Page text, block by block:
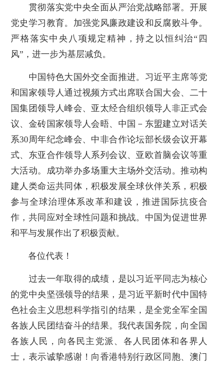
贯彻落实党中央全面从严治党战略部署。开展
党史学习教育。加强党风廉政建设和反腐败斗争。
严格落实中央八项规定精神，持之以恒纠治“四
风”，进一步为基层减负。
中国特色大国外交全面推进。习近平主席等党
和国家领导人通过视频方式出席联合国大会、二十
国集团领导人峰会、亚太经合组织领导人非正式会
议、金砖国家领导人会晤、中国－东盟建立对话关
系30周年纪念峰会、中非合作论坛部长级会议开幕
式、东亚合作领导人系列会议、亚欧首脑会议等重
大活动。成功举办多场重大主场外交活动。推动构
建人类命运共同体，积极发展全球伙伴关系，积极
参与全球治理体系改革和建设，推进国际抗疫合
作，共同应对全球性问题和挑战。中国为促进世界
和平与发展作出了积极贡献。
各位代表！
过去一年取得的成绩，是以习近平同志为核心
的党中央坚强领导的结果，是习近平新时代中国特
色社会主义思想科学指引的结果，是全党全军全国
各族人民团结奋斗的结果。我代表国务院，向全国
各族人民，向各民主党派、各人民团体和各界人
士，表示诚挚感谢！向香港特别行政区同胞、澳门